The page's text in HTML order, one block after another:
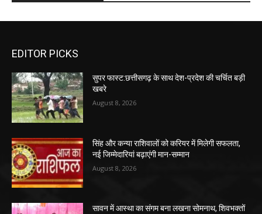
EDITOR PICKS
सुपर फास्ट:छत्तीसगढ़ के साथ देश-प्रदेश की चर्चित बड़ी
खबरे
August 8, 2026
सिंह और कन्या राशिवालों को करियर में मिलेगी सफलता,
नई जिम्मेदारियां बढ़ाएंगी मान-सम्मान
August 8, 2026
सावन में आस्था का संगम बना लखना सोमनाथ, शिवभक्तों